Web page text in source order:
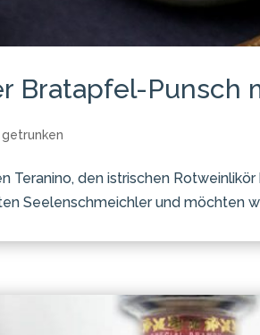
Bratapfel-Punsch
getrunken
Teranino, den istrischen
Seelenschmeichler und möchten